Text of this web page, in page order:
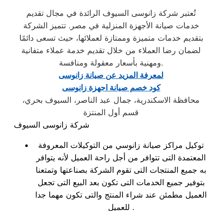
تُعتبر شركة زانوسى السيوف الرائدة في مجال تقديم
خدمات صيانة الأجهزة المنزلية في مصر. تتميز الشركة
بتقديم خدمات متميزة وممتازة لعملائها، حيث تسعى دائمًا
لضمان رضا العملاء من خلال تقديم خدمة عملاء متفانية
ومهنية بأسعار معقولة ومنافسة.
لمعرفة المزيد عن صيانة زانوسى
كود خصم صيانة اجهزة زانوسى
محافظة الاسكندرية، جمال عبد الناصر، السيوف بحري،
قسم أول المنتزة
شركة زانوسى السيوف
توكيل مراكز صيانة زانوسي من التوكيلات المعروفة
المعتمدة التى تتوافر من أجل راحة العميل لأنه يتوافر
به جميع المنتجات التى تقوم الشركة بصناعتها وتمتعنا
بتوفير جميع الخدمات التى تكون بعد البيع التى تجعل
العميل مطمئن عند شراء المنتج والتى تكون مهما جدا
للعميل .